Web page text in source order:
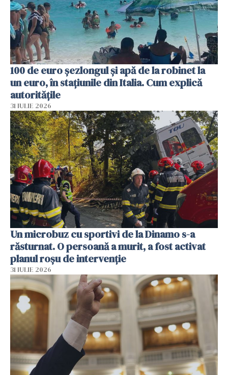
100 de euro șezlongul și apă de la robinet la
un euro, în stațiunile din Italia. Cum explică
autoritățile
31 IULIE 2026
Un microbuz cu sportivi de la Dinamo s-a
răsturnat. O persoană a murit, a fost activat
planul roșu de intervenție
31 IULIE 2026